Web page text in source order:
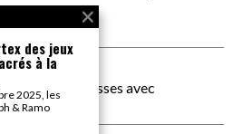
lutte des classes avec
des jeux
à la
2025, les
& Ramo